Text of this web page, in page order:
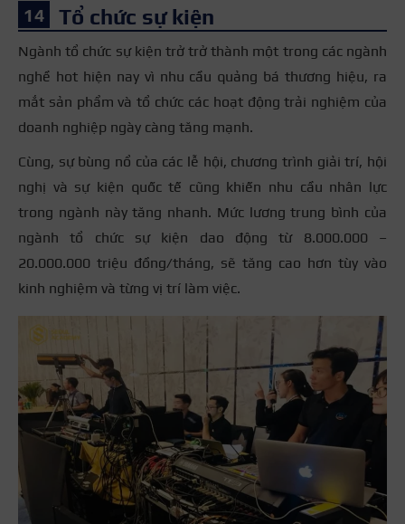
Tổ chức sự kiện
Ngành tổ chức sự kiện trở trở thành một trong các ngành
nghề hot hiện nay vì nhu cầu quảng bá thương hiệu, ra
mắt sản phẩm và tổ chức các hoạt động trải nghiệm của
doanh nghiệp ngày càng tăng mạnh.
Cùng, sự bùng nổ của các lễ hội, chương trình giải trí, hội
nghị và sự kiện quốc tế cũng khiến nhu cầu nhân lực
trong ngành này tăng nhanh. Mức lương trung bình của
ngành tổ chức sự kiện dao động từ 8.000.000 –
20.000.000 triệu đồng/tháng, sẽ tăng cao hơn tùy vào
kinh nghiệm và từng vị trí làm việc.